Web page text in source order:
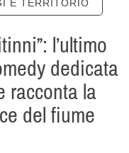
E TERRITORIO
l’ultimo
dedicata
racconta la
del fiume